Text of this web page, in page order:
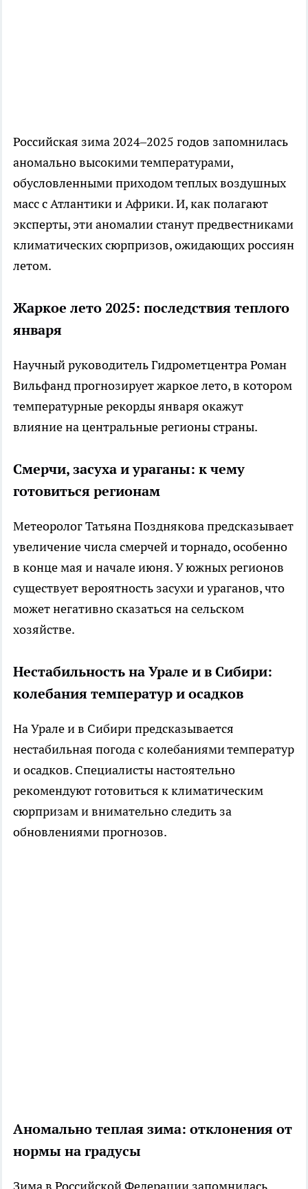
Российская зима 2024–2025 годов запомнилась
аномально высокими температурами,
обусловленными приходом теплых воздушных
масс с Атлантики и Африки. И, как полагают
эксперты, эти аномалии станут предвестниками
климатических сюрпризов, ожидающих россиян
летом.
Жаркое лето 2025: последствия теплого
января
Научный руководитель Гидрометцентра Роман
Вильфанд прогнозирует жаркое лето, в котором
температурные рекорды января окажут
влияние на центральные регионы страны.
Смерчи, засуха и ураганы: к чему
готовиться регионам
Метеоролог Татьяна Позднякова предсказывает
увеличение числа смерчей и торнадо, особенно
в конце мая и начале июня. У южных регионов
существует вероятность засухи и ураганов, что
может негативно сказаться на сельском
хозяйстве.
Нестабильность на Урале и в Сибири:
колебания температур и осадков
На Урале и в Сибири предсказывается
нестабильная погода с колебаниями температур
и осадков. Специалисты настоятельно
рекомендуют готовиться к климатическим
сюрпризам и внимательно следить за
обновлениями прогнозов.
Аномально теплая зима: отклонения от
нормы на градусы
Зима в Российской Федерации запомнилась